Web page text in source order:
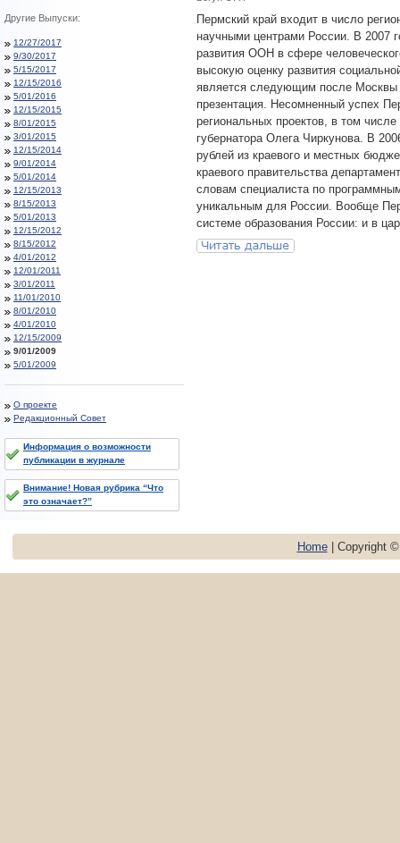
Другие Выпуски:
12/27/2017
9/30/2017
5/15/2017
12/15/2016
5/01/2016
12/15/2015
8/01/2015
3/01/2015
12/15/2014
9/01/2014
5/01/2014
12/15/2013
8/15/2013
5/01/2013
12/15/2012
8/15/2012
4/01/2012
12/01/2011
3/01/2011
11/01/2010
8/01/2010
4/01/2010
12/15/2009
9/01/2009
5/01/2009
О проекте
Редакционный Совет
Информация о возможности
публикации в журнале
Внимание! Новая рубрика “Что
это означает?”
Пермский край входит в число
научными центрами России. В 2007
развития ООН в сфере
высокую оценку развития
является следующим после Москвы
презентация. Несомненный успех
региональных проектов, в том
губернатора Олега Чиркунова. В
рублей из краевого и местных
краевого правительства
словам специалиста по
уникальным для России. Вообще
системе образования России: и в
Home| Copyright ©